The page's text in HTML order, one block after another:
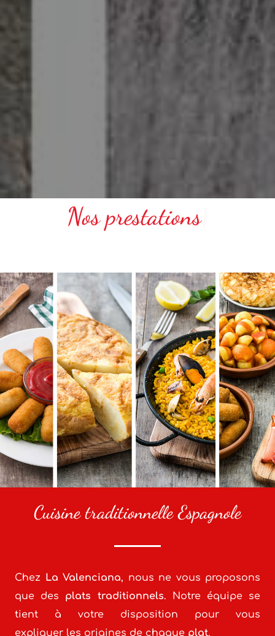
Nos prestations|
Cuisine traditionnelle Espagnole
Chez La Valenciana, nous ne vous proposons
que des plats traditionnels. Notre équipe se
tient à votre disposition pour vous
expliquer les origines de chaque plat.